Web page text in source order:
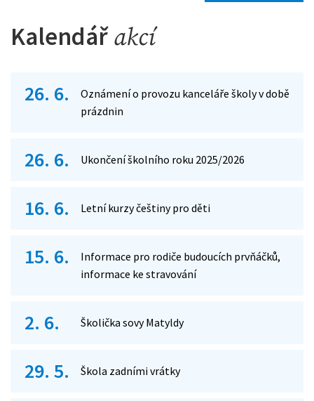
Kalendářakcí
26. 6.
Oznámení o provozu kanceláře školy v době
prázdnin
26. 6. Ukončení školního roku 2025/2026
16. 6. Letní kurzy češtiny pro děti
15. 6.
Informace pro rodiče budoucích prvňáčků,
informace ke stravování
2. 6. Školička sovy Matyldy
29. 5. Škola zadními vrátky